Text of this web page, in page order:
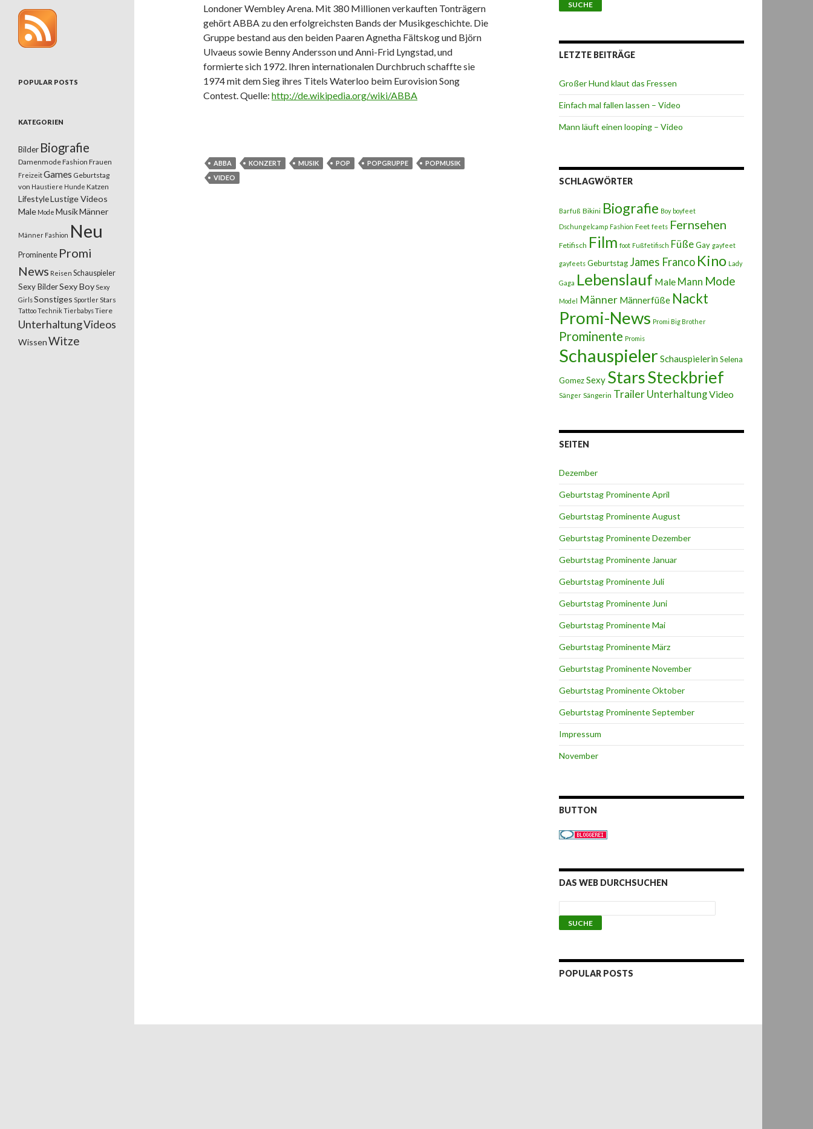
Londoner Wembley Arena. Mit 380 Millionen verkauften Tonträgern
gehört ABBA zu den erfolgreichsten Bands der Musikgeschichte. Die
Gruppe bestand aus den beiden Paaren Agnetha Fältskog und Björn
Ulvaeus sowie Benny Andersson und Anni-Frid Lyngstad, und
formierte sich 1972. Ihren internationalen Durchbruch schaffte sie
1974 mit dem Sieg ihres Titels Waterloo beim Eurovision Song
Contest. Quelle: http://de.wikipedia.org/wiki/ABBA
ABBA KONZERT MUSIK POP POPGRUPPE
POPMUSIK
VIDEO
LETZTE BEITRÄGE
Großer Hund klaut das Fressen
Einfach mal fallen lassen – Video
Mann läuft einen looping – Video
SCHLAGWÖRTER
Barfuß Bikini Biografie Boy boyfeet
Dschungelcamp Fashion Feet feets Fernsehen
Fetifisch Film foot Fußfetifisch FüßeGay gayfeet
gayfeets Geburtstag James Franco Kino Lady
Gaga Lebenslauf Male Mann Mode
Model Männer Männerfüße Nackt
Promi-News Promi Big Brother
Prominente Promis
Schauspieler Schauspielerin Selena
GomezSexy StarsSteckbrief
Sänger Sängerin Trailer UnterhaltungVideo
SEITEN
Dezember
Geburtstag Prominente April
Geburtstag Prominente August
Geburtstag Prominente Dezember
Geburtstag Prominente Januar
Geburtstag Prominente Juli
Geburtstag Prominente Juni
Geburtstag Prominente Mai
Geburtstag Prominente März
Geburtstag Prominente November
Geburtstag Prominente Oktober
Geburtstag Prominente September
Impressum
November
BUTTON
DAS WEB DURCHSUCHEN
POPULAR POSTS
POPULAR POSTS
KATEGORIEN
Bilder Biografie
DamenmodeFashion Frauen
FreizeitGames Geburtstag
von Haustiere Hunde Katzen
LifestyleLustige Videos
Male Mode MusikMänner
Männer Fashion Neu
Prominente Promi
News Reisen Schauspieler
Sexy BilderSexy Boy Sexy
GirlsSonstiges SportlerStars
TattooTechnikTierbabysTiere
UnterhaltungVideos
WissenWitze